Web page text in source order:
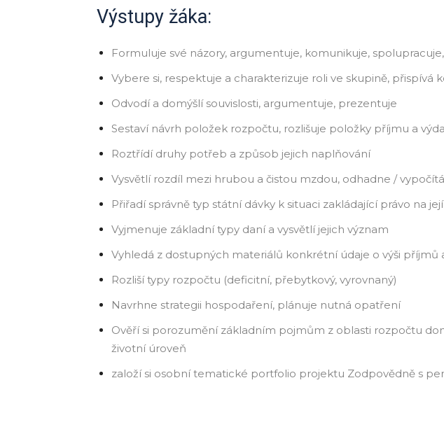
Výstupy žáka:
Formuluje své názory, argumentuje, komunikuje,
Vybere si, respektuje a charakterizuje roli ve skupině,
Odvodí a domýšlí souvislosti, argumentuje, prezentuje
Sestaví návrh položek rozpočtu, rozlišuje položky příjmu a
Roztřídí druhy potřeb a způsob jejich naplňování
Vysvětlí rozdíl mezi hrubou a čistou mzdou, odhadne /
Přiřadí správně typ státní dávky k situaci zakládající právo na
Vyjmenuje základní typy daní a vysvětlí jejich význam
Vyhledá z dostupných materiálů konkrétní údaje o výši
Rozliší typy rozpočtu (deficitní, přebytkový, vyrovnaný)
Navrhne strategii hospodaření, plánuje nutná opatření
Ověří si porozumění základním pojmům z oblasti rozpočtu
životní úroveň
založí si osobní tematické portfolio projektu Zodpovědně s